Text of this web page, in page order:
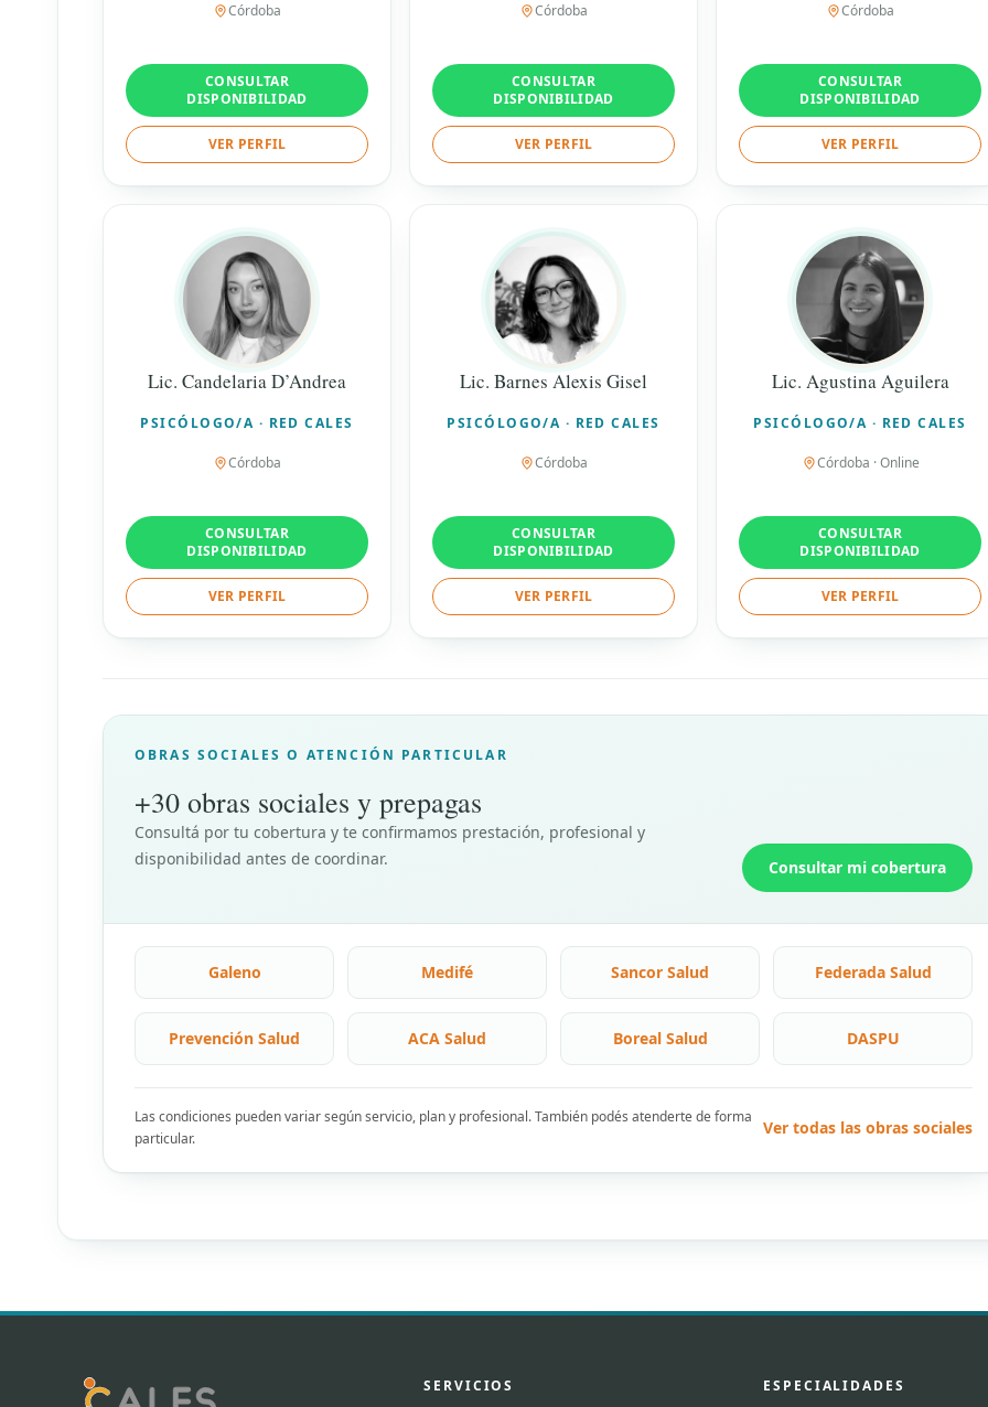
Córdoba
CONSULTAR
DISPONIBILIDAD
VER PERFIL
Córdoba
CONSULTAR
DISPONIBILIDAD
VER PERFIL
Córdoba
CONSULTAR
DISPONIBILIDAD
VER PERFIL
Lic. Candelaria D’Andrea
PSICÓLOGO/A · RED CALES
Córdoba
CONSULTAR
DISPONIBILIDAD
VER PERFIL
Lic. Barnes Alexis Gisel
PSICÓLOGO/A · RED CALES
Córdoba
CONSULTAR
DISPONIBILIDAD
VER PERFIL
Lic. Agustina Aguilera
PSICÓLOGO/A · RED CALES
Córdoba · Online
CONSULTAR
DISPONIBILIDAD
VER PERFIL
OBRAS SOCIALES O ATENCIÓN PARTICULAR
+30 obras sociales y prepagas
Consultá por tu cobertura y te confirmamos prestación, profesional y
disponibilidad antes de coordinar.
Consultar mi cobertura
Galeno Medifé Sancor Salud Federada Salud
Prevención Salud ACA Salud Boreal Salud DASPU
Las condiciones pueden variar según servicio, plan y profesional. También podés atenderte de forma
particular.
Ver todas las obras sociales
SERVICIOS ESPECIALIDADES